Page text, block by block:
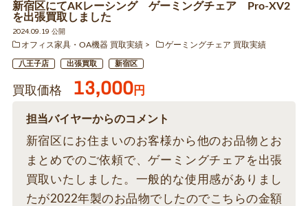
新宿区にてAKレーシング ゲーミングチェア Pro-XV2
を出張買取しました
2024.09.19 公開
オフィス家具・OA機器 買取実績
ゲーミングチェア 買取実績
八王子店 出張買取 新宿区
買取価格 13,000円
担当バイヤーからのコメント
新宿区にお住まいのお客様から他のお品物とお
まとめでのご依頼で、ゲーミングチェアを出張
買取いたしました。一般的な使用感がありまし
たが2022年製のお品物でしたのでこちらの金額